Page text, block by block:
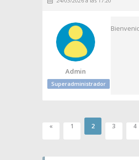
Admin
Superadministrador
« 1 2 3 4